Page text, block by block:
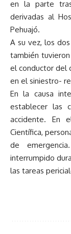
en la parte
derivadas al
Pehuajó.
A su vez, los
también
el conductor del
en el siniestro-
En la causa
establecer las
accidente. En
Científica,
de
interrumpido
las tareas